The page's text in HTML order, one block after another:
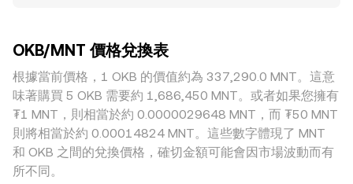
交易所錢包的集中轉移、季度或月度合約結算與期權到期（若
有）也會放大波動。綜合上述，OKB 的供給收縮機制、OKX
生態使用情況、比特幣與風險情緒、MNT 本位強弱、監管訊
息與衍生品與巨鯨流向，共同塑造 OKB/MNT 的 conversion
rate。
k 的恆定乘積公式，池中兩種資產儲備量分別為 x 與 y，當前
價格可近似為 y/x；大額兌換會改變儲備比例，產生滑點，進
而影響短期 conversion rate。綜合來看，最新撮合成交、訂
單簿的買賣深度與點差、跨平台 VWAP，以及（若適用）AMM
池子的儲備變化，共同決定 OKB/MNT 當下的 conversion
rate 與大額交易的實際成交效果。
的影響。地理與監管差異也會造成溢價或折價：對平台幣的監
管態度、入金出金限制、以及當地對 MNT 的外匯規則，都可
能讓特定地區的 OKB/MNT 報價偏離全球均衡。此外，許多平
台實際形成 OKB/MNT 報價時，會經由 OKB/USDT 與
MNT/USDT 之間的路徑轉換；若 USDT 相對當地法幣 MNT 存
在基差（如溢價或折價），就會傳導至最終的 OKB/MNT 報
價。雖然跨所套利者會買低賣高，促使價格回歸，但因手續
費、轉帳時間、合規限制與流動性成本等因素，套利無法即時
OKB/MNT 價格兌換表
根據當前價格，1 OKB 的價值約為 337,290.0 MNT。這意
味著購買 5 OKB 需要約 1,686,450 MNT。或者如果您擁有
₮1 MNT，則相當於約 0.0000029648 MNT，而 ₮50 MNT
則將相當於約 0.00014824 MNT。這些數字體現了 MNT
和 OKB 之間的兌換價格，確切金額可能會因市場波動而有
所不同。